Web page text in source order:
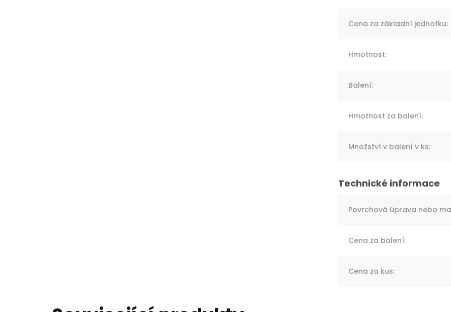
Cena za základní jednotku:
Hmotnost:
Balení:
Hmotnost za balení:
Množství v balení v ks:
Povrchová úprava nebo
Cena za balení:
Cena za kus: